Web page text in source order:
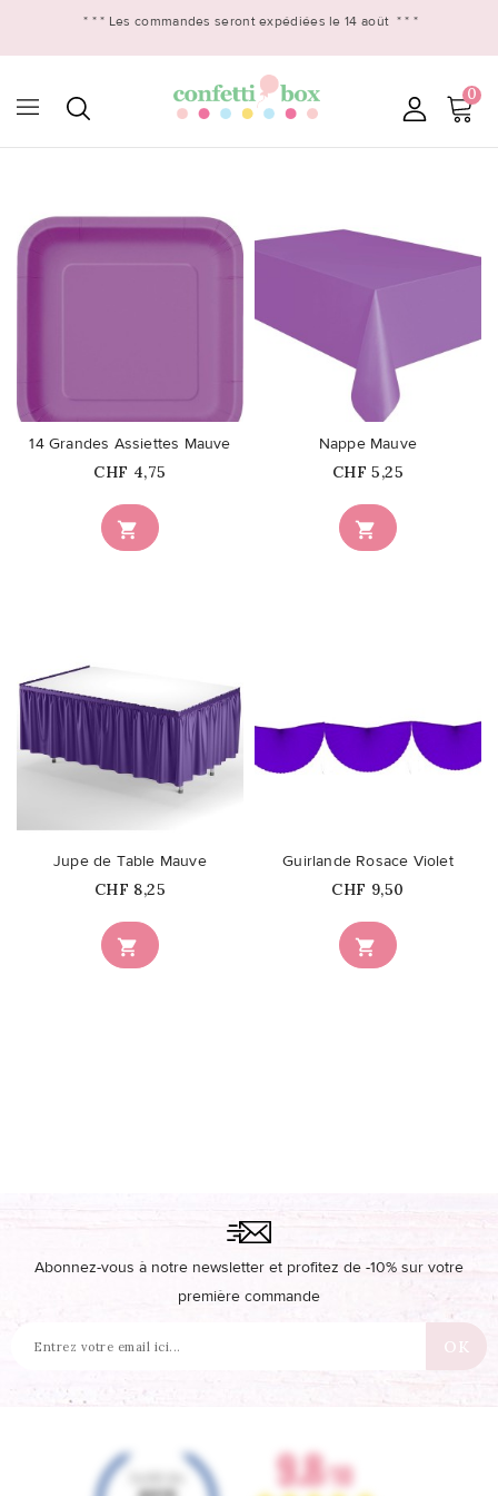
* * * Les commandes seront expédiées le 14 août * * *
0

14 Grandes Assiettes Mauve
Prix
CHF 4,75

Nappe Mauve
Prix
CHF 5,25

Jupe de Table Mauve
Prix
CHF 8,25

Guirlande Rosace Violet
Prix
CHF 9,50
Abonnez-vous à notre newsletter et profitez de -10% sur votre
première commande